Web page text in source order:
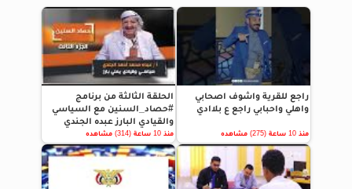
راجع للقرية واشوف اصحابي
واهلي واحبابي راجع ع بلاادي
منذ 10 ساعة (275) مشاهده
الحلقة الثالثة من برنامج
#حصاد_السنين مع السياسي
والقيادي البارز عبده الجندي
منذ 10 ساعة (314) مشاهده